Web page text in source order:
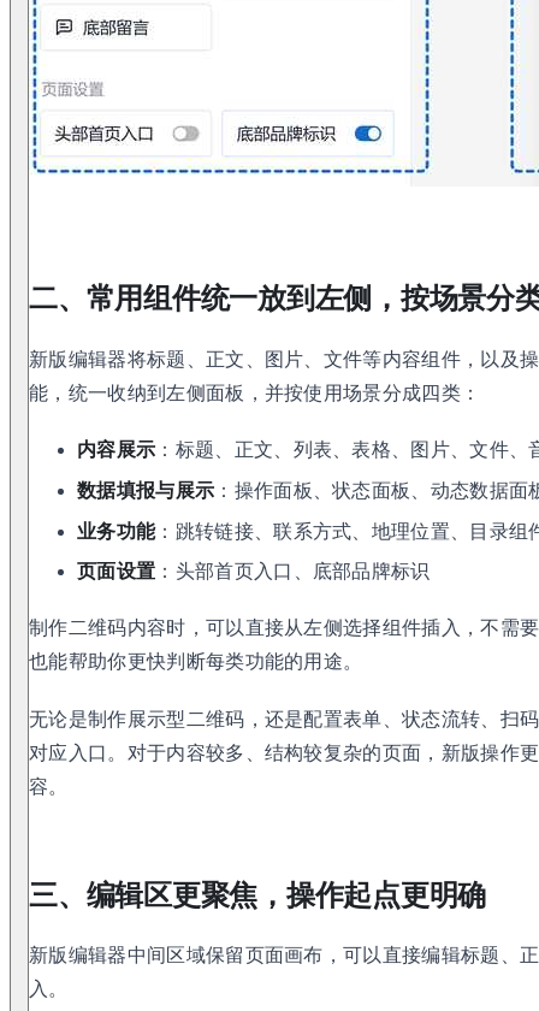
二、常用组件统一放到左侧，按场景分
新版编辑器将标题、正文、图片、文件等内容组件，以及
能，统一收纳到左侧面板，并按使用场景分成四类：
内容展示 ：标题、正文、列表、表格、图片、文件、
数据填报与展示 ：操作面板、状态面板、动态数据面
业务功能：跳转链接、联系方式、地理位置、目录组
页面设置 ：头部首页入口、底部品牌标识
制作二维码内容时，可以直接从左侧选择组件插入，不需
也能帮助你更快判断每类功能的用途。
无论是制作展示型二维码，还是配置表单、状态流转、扫
对应入口。对于内容较多、结构较复杂的页面，新版操作
容。
三、编辑区更聚焦，操作起点更明确
新版编辑器中间区域保留页面画布，可以直接编辑标题、
入。